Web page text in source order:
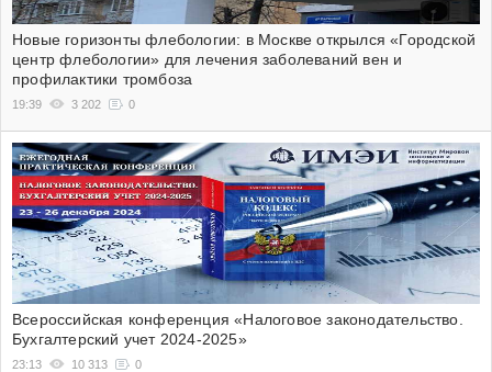
Новые горизонты флебологии: в Москве открылся «Городской
центр флебологии» для лечения заболеваний вен и
профилактики тромбоза
19:39 3 202 0
Всероссийская конференция «Налоговое законодательство.
Бухгалтерский учет 2024-2025»
23:13 10 313 0